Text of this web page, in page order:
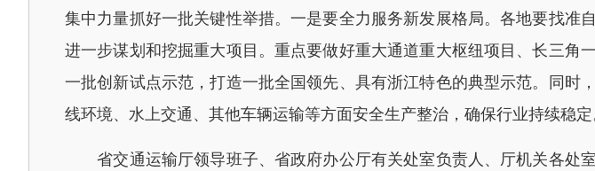
集中力量抓好一批关键性举措。一是要全力服务新发展格局。各地要找
进一步谋划和挖掘重大项目。重点要做好重大通道重大枢纽项目、长三
一批创新试点示范，打造一批全国领先、具有浙江特色的典型示范。同
线环境、水上交通、其他车辆运输等方面安全生产整治，确保行业持续稳定
省交通运输厅领导班子、省政府办公厅有关处室负责人、厅机关各处